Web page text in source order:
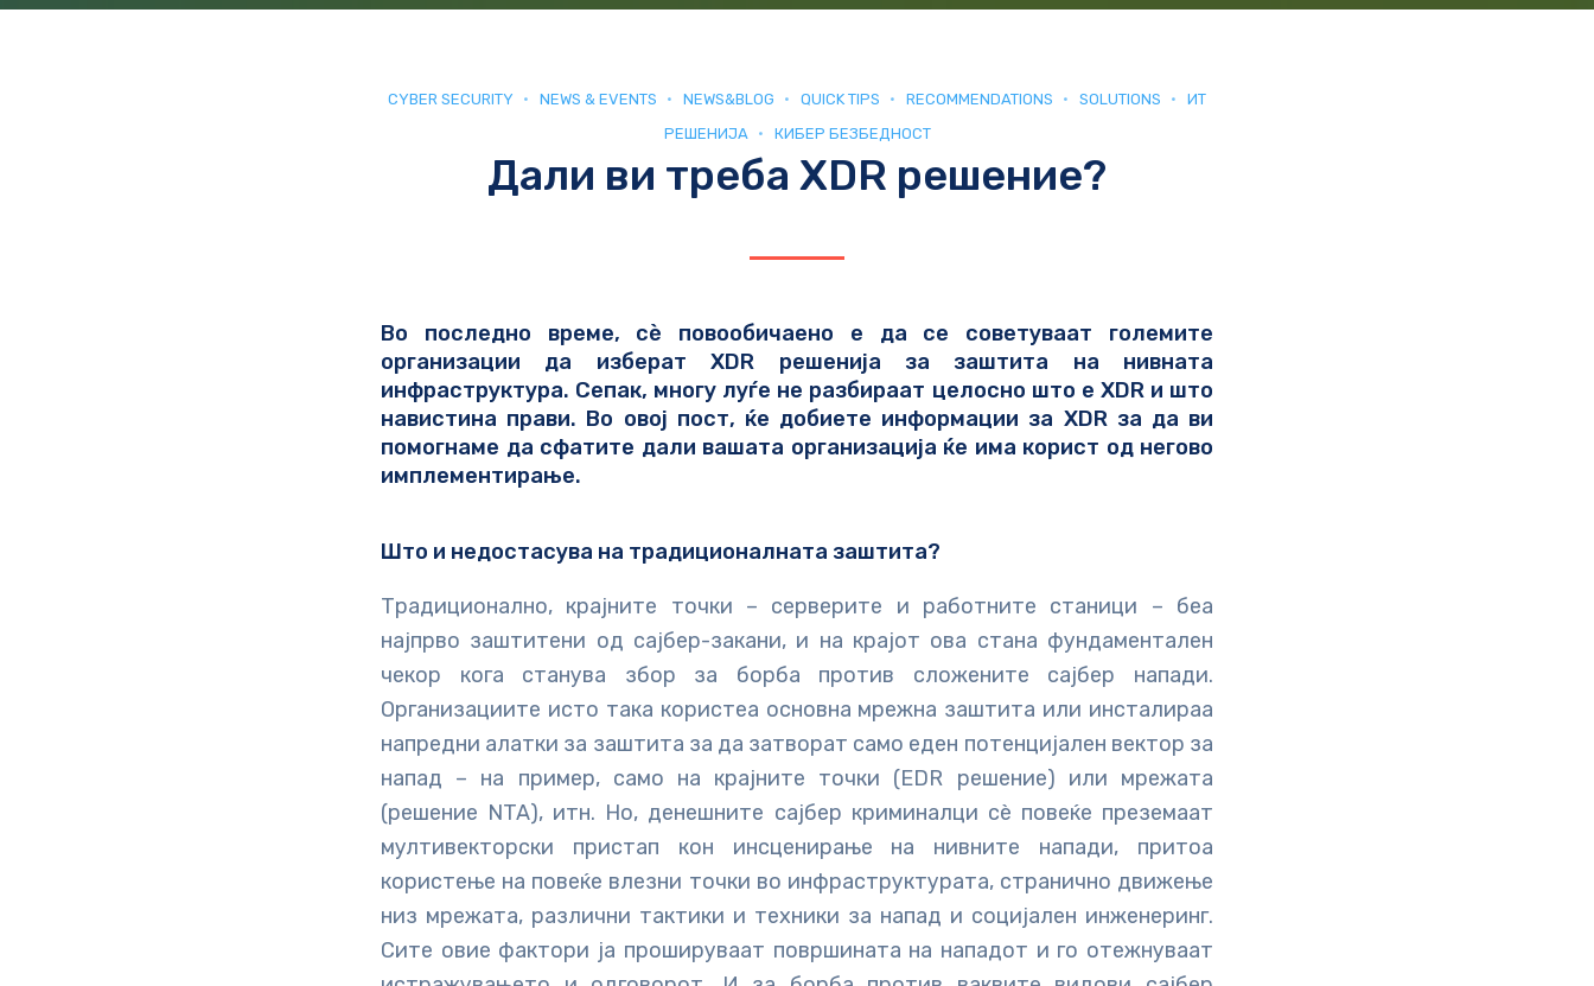
CYBER SECURITY NEWS & EVENTS NEWS&BLOG QUICK TIPS RECOMMENDATIONS SOLUTIONS
ИТ
РЕШЕНИЈА
КИБЕР БЕЗБЕДНОСТ
Дали ви треба XDR решение?
Во последно време, сè повообичаено е да се советуваат големите
организации да изберат XDR решенија за заштита на нивната
инфраструктура. Сепак, многу луѓе не разбираат целосно што е XDRи што
навистина прави. Во овој пост, ќе добиете информации за XDR за да ви
помогнаме да сфатите дали вашата организација ќе има корист од негово
имплементирање.
Што и недостасува на традиционалната заштита?
Традиционално, крајните точки – серверите и работните станици – беа
најпрво заштитени од сајбер-закани, и на крајот ова стана фундаментален
чекор кога станува збор за борба против сложените сајбер напади.
Организациите исто така користеа основна мрежна заштита или инсталираа
напредни алатки за заштита за да затворат само еден потенцијален вектор за
напад – на пример, само на крајните точки (EDR решение) или мрежата
(решение NTA), итн. Но, денешните сајбер криминалци сè повеќе преземаат
мултивекторски пристап кон инсценирање на нивните напади, притоа
користење на повеќе влезни точки во инфраструктурата, странично движење
низ мрежата, различни тактики и техники за напад и социјален инженеринг.
Сите овие фактори ја прошируваат површината на нападот и го отежнуваат